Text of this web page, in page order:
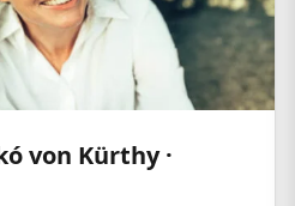
von Kürthy ·